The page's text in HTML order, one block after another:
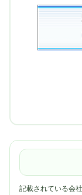
記載されている会